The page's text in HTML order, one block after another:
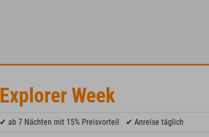
Explorer Week
✔ ab 7 Nächten mit 15% Preisvorteil ✔ Anreise täglich